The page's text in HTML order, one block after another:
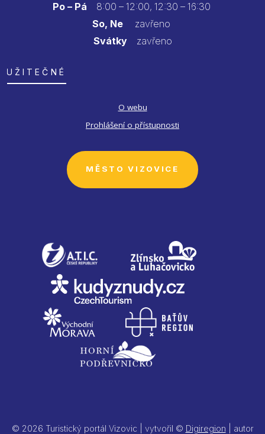
Po – Pá 8:00 – 12:00, 12:30 – 16:30
So, Ne zavřeno
Svátkyzavřeno
UŽITEČNÉ
O webu
Prohlášení o přístupnosti
MĚSTO VIZOVICE
© 2026 Turistický portál Vizovic | vytvořil © Digiregion | autor